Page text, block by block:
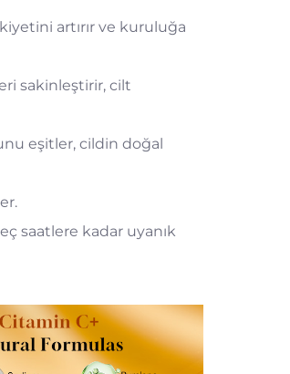
artırır ve kuruluğa
sakinleştirir, cilt
eşitler, cildin doğal
saatlere kadar uyanık